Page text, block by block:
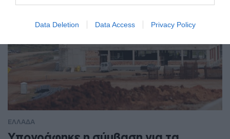
Data Deletion Data Access Privacy Policy
ΕΛΛΑΔΑ